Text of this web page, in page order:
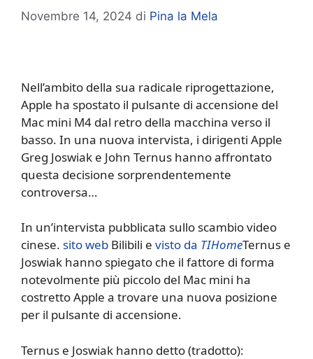
Novembre 14, 2024 di Pina la Mela
Nell’ambito della sua radicale riprogettazione,
Apple ha spostato il pulsante di accensione del
Mac mini M4 dal retro della macchina verso il
basso. In una nuova intervista, i dirigenti Apple
Greg Joswiak e John Ternus hanno affrontato
questa decisione sorprendentemente
controversa…
In un’intervista pubblicata sullo scambio video
cinese. sito web Bilibili e visto da TIHomeTernus e
Joswiak hanno spiegato che il fattore di forma
notevolmente più piccolo del Mac mini ha
costretto Apple a trovare una nuova posizione
per il pulsante di accensione.
Ternus e Joswiak hanno detto (tradotto):